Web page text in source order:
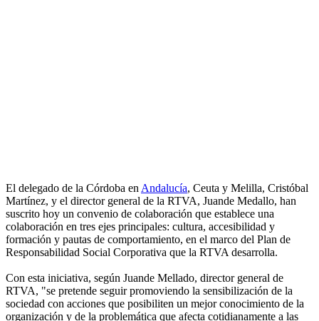
El delegado de la Córdoba en Andalucía, Ceuta y Melilla, Cristóbal
Martínez, y el director general de la RTVA, Juande Medallo, han
suscrito hoy un convenio de colaboración que establece una
colaboración en tres ejes principales: cultura, accesibilidad y
formación y pautas de comportamiento, en el marco del Plan de
Responsabilidad Social Corporativa que la RTVA desarrolla.
Con esta iniciativa, según Juande Mellado, director general de
RTVA, "se pretende seguir promoviendo la sensibilización de la
sociedad con acciones que posibiliten un mejor conocimiento de la
organización y de la problemática que afecta cotidianamente a las